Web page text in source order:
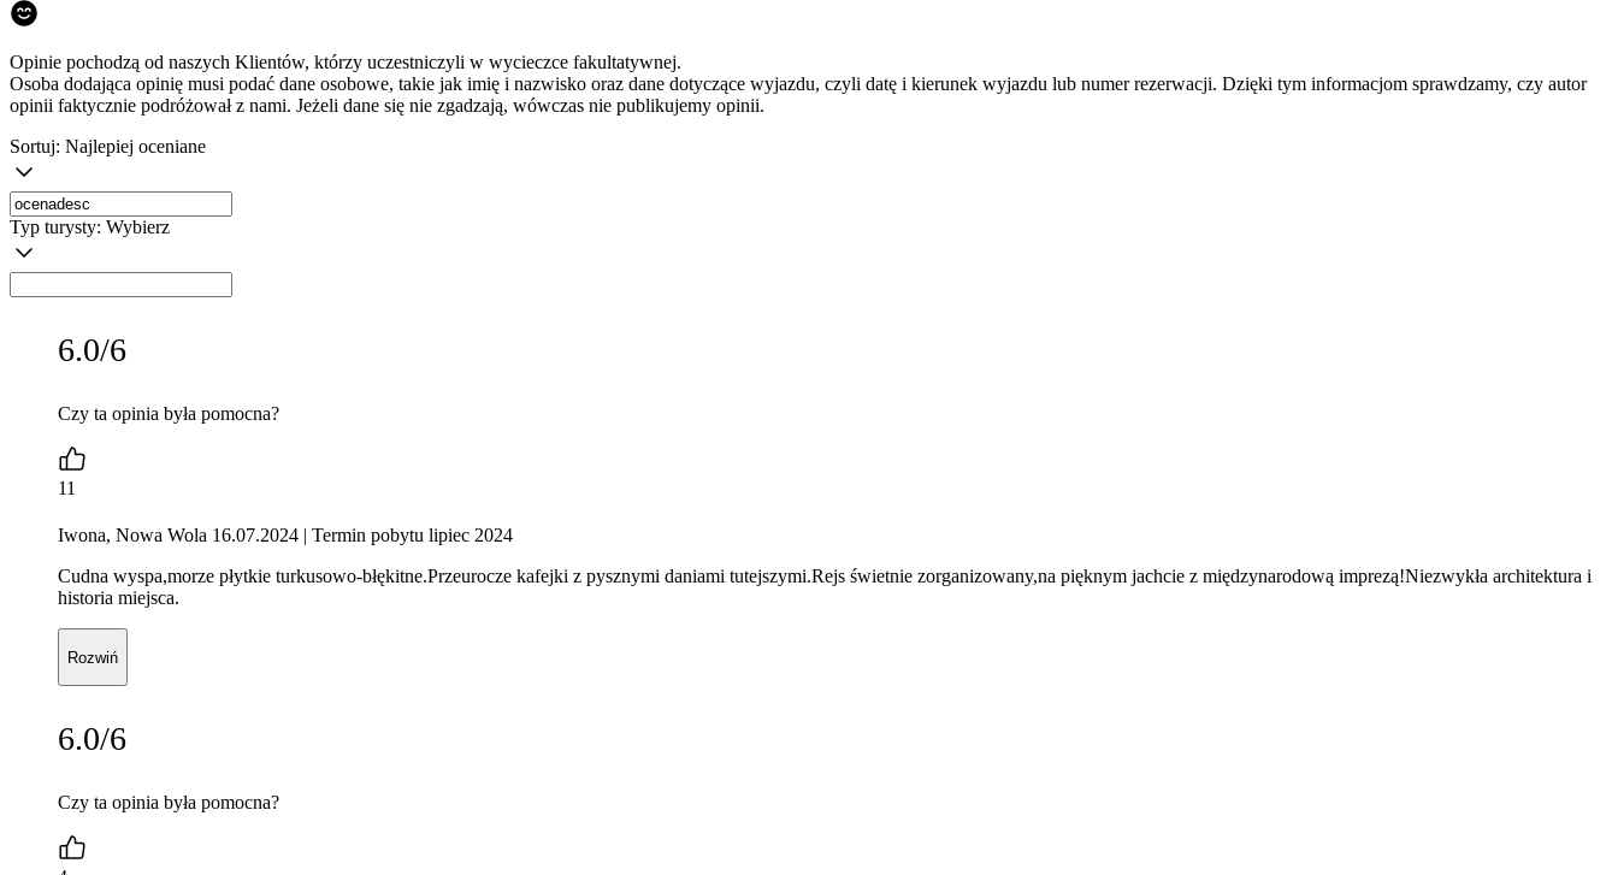
Opinie pochodzą od naszych Klientów, którzy uczestniczyli w wycieczce fakultatywnej.
Osoba dodająca opinię musi podać dane osobowe, takie jak imię i nazwisko oraz dane dotyczące wyjazdu, czyli datę i kierunek wyjazdu lub numer rezerwacji. Dzięki tym informacjom sprawdzamy, czy autor
opinii faktycznie podróżował z nami. Jeżeli dane się nie zgadzają, wówczas nie publikujemy opinii.
Sortuj: Najlepiej oceniane
Typ turysty: Wybierz
6.0/6
Czy ta opinia była pomocna?
11
Iwona, Nowa Wola 16.07.2024 | Termin pobytu lipiec 2024
Cudna wyspa,morze płytkie turkusowo-błękitne.Przeurocze kafejki z pysznymi daniami tutejszymi.Rejs świetnie zorganizowany,na pięknym jachcie z międzynarodową imprezą!Niezwykła architektura i
historia miejsca.
Rozwiń
6.0/6
Czy ta opinia była pomocna?